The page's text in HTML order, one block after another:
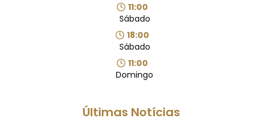
11:00
Sábado
18:00
Sábado
11:00
Domingo
Últimas Notícias